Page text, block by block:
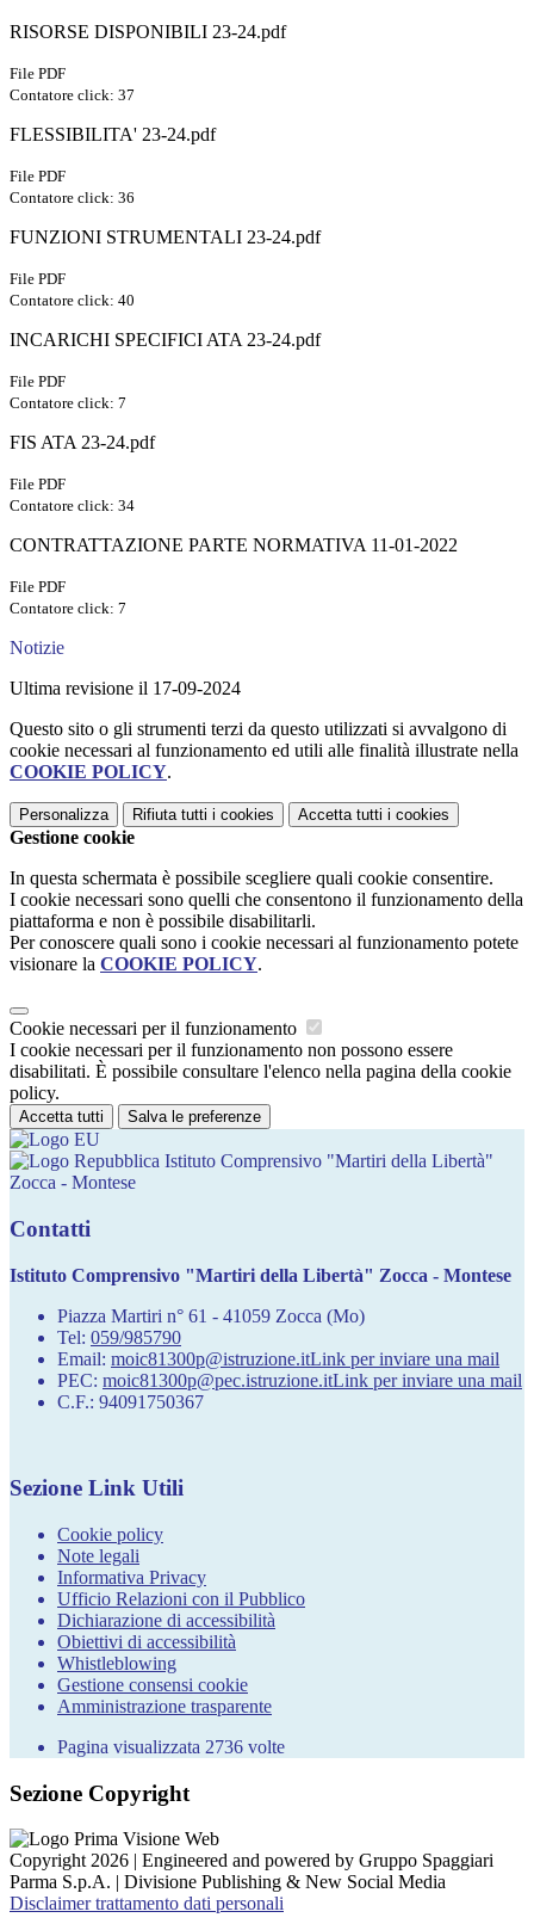
RISORSE DISPONIBILI 23-24.pdf
File PDF
Contatore click: 37
FLESSIBILITA' 23-24.pdf
File PDF
Contatore click: 36
FUNZIONI STRUMENTALI 23-24.pdf
File PDF
Contatore click: 40
INCARICHI SPECIFICI ATA 23-24.pdf
File PDF
Contatore click: 7
FIS ATA 23-24.pdf
File PDF
Contatore click: 34
CONTRATTAZIONE PARTE NORMATIVA 11-01-2022
File PDF
Contatore click: 7
Notizie
Ultima revisione il 17-09-2024
Questo sito o gli strumenti terzi da questo utilizzati si avvalgono di
cookie necessari al funzionamento ed utili alle finalità illustrate nella
COOKIE POLICY.
Personalizza Rifiuta tutti i cookies Accetta tutti i cookies
Gestione cookie
In questa schermata è possibile scegliere quali cookie consentire.
I cookie necessari sono quelli che consentono il funzionamento della
piattaforma e non è possibile disabilitarli.
Per conoscere quali sono i cookie necessari al funzionamento potete
visionare la COOKIE POLICY.
Cookie necessari per il funzionamento
I cookie necessari per il funzionamento non possono essere
disabilitati. È possibile consultare l'elenco nella pagina della cookie
policy.
Accetta tutti Salva le preferenze
Istituto Comprensivo "Martiri della Libertà"
Zocca - Montese
Contatti
Istituto Comprensivo "Martiri della Libertà" Zocca - Montese
Piazza Martiri n° 61 - 41059 Zocca (Mo)
Tel: 059/985790
Email: moic81300p@istruzione.itLink per inviare una mail
PEC: moic81300p@pec.istruzione.itLink per inviare una mail
C.F.: 94091750367
Sezione Link Utili
Cookie policy
Note legali
Informativa Privacy
Ufficio Relazioni con il Pubblico
Dichiarazione di accessibilità
Obiettivi di accessibilità
Whistleblowing
Gestione consensi cookie
Amministrazione trasparente
Pagina visualizzata 2736 volte
Sezione Copyright
Copyright 2026 | Engineered and powered by Gruppo Spaggiari
Parma S.p.A. | Divisione Publishing & New Social Media
Disclaimer trattamento dati personali